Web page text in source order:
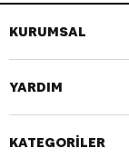
KURUMSAL
YARDIM
KATEGORİLER